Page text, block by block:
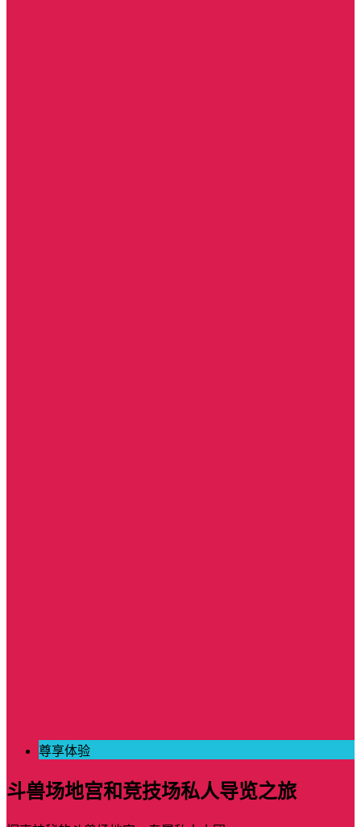
尊享体验
斗兽场地宫和竞技场私人导览之旅